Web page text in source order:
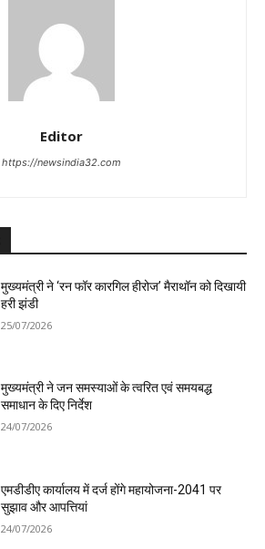
Editor
https://newsindia32.com
मुख्यमंत्री ने ‘रन फॉर कारगिल हीरोज’ मैराथॉन को दिखायी
हरी झंडी
25/07/2026
मुख्यमंत्री ने जन समस्याओं के त्वरित एवं समयबद्ध
समाधान के दिए निर्देश
24/07/2026
एमडीडीए कार्यालय में दर्ज होंगे महायोजना-2041 पर
सुझाव और आपत्तियां
24/07/2026